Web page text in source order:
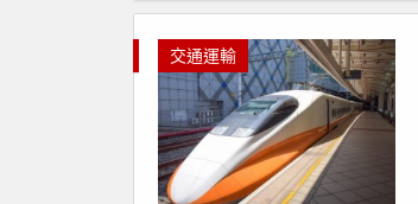
交通運輸